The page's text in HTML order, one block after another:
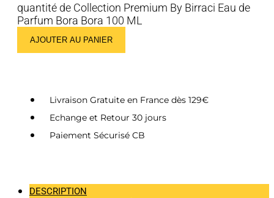
quantité de Collection Premium By Birraci Eau de
Parfum Bora Bora 100 ML
AJOUTER AU PANIER
Livraison Gratuite en France dès 129€
Echange et Retour 30 jours
Paiement Sécurisé CB
DESCRIPTION